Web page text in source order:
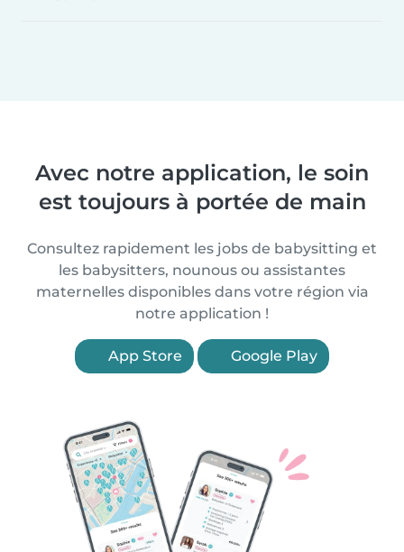
Avec notre application, le soin
est toujours à portée de main
Consultez rapidement les jobs de babysitting et
les babysitters, nounous ou assistantes
maternelles disponibles dans votre région via
notre application !
App Store Google Play